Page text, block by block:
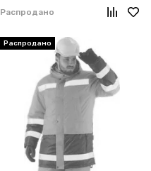
Распродано